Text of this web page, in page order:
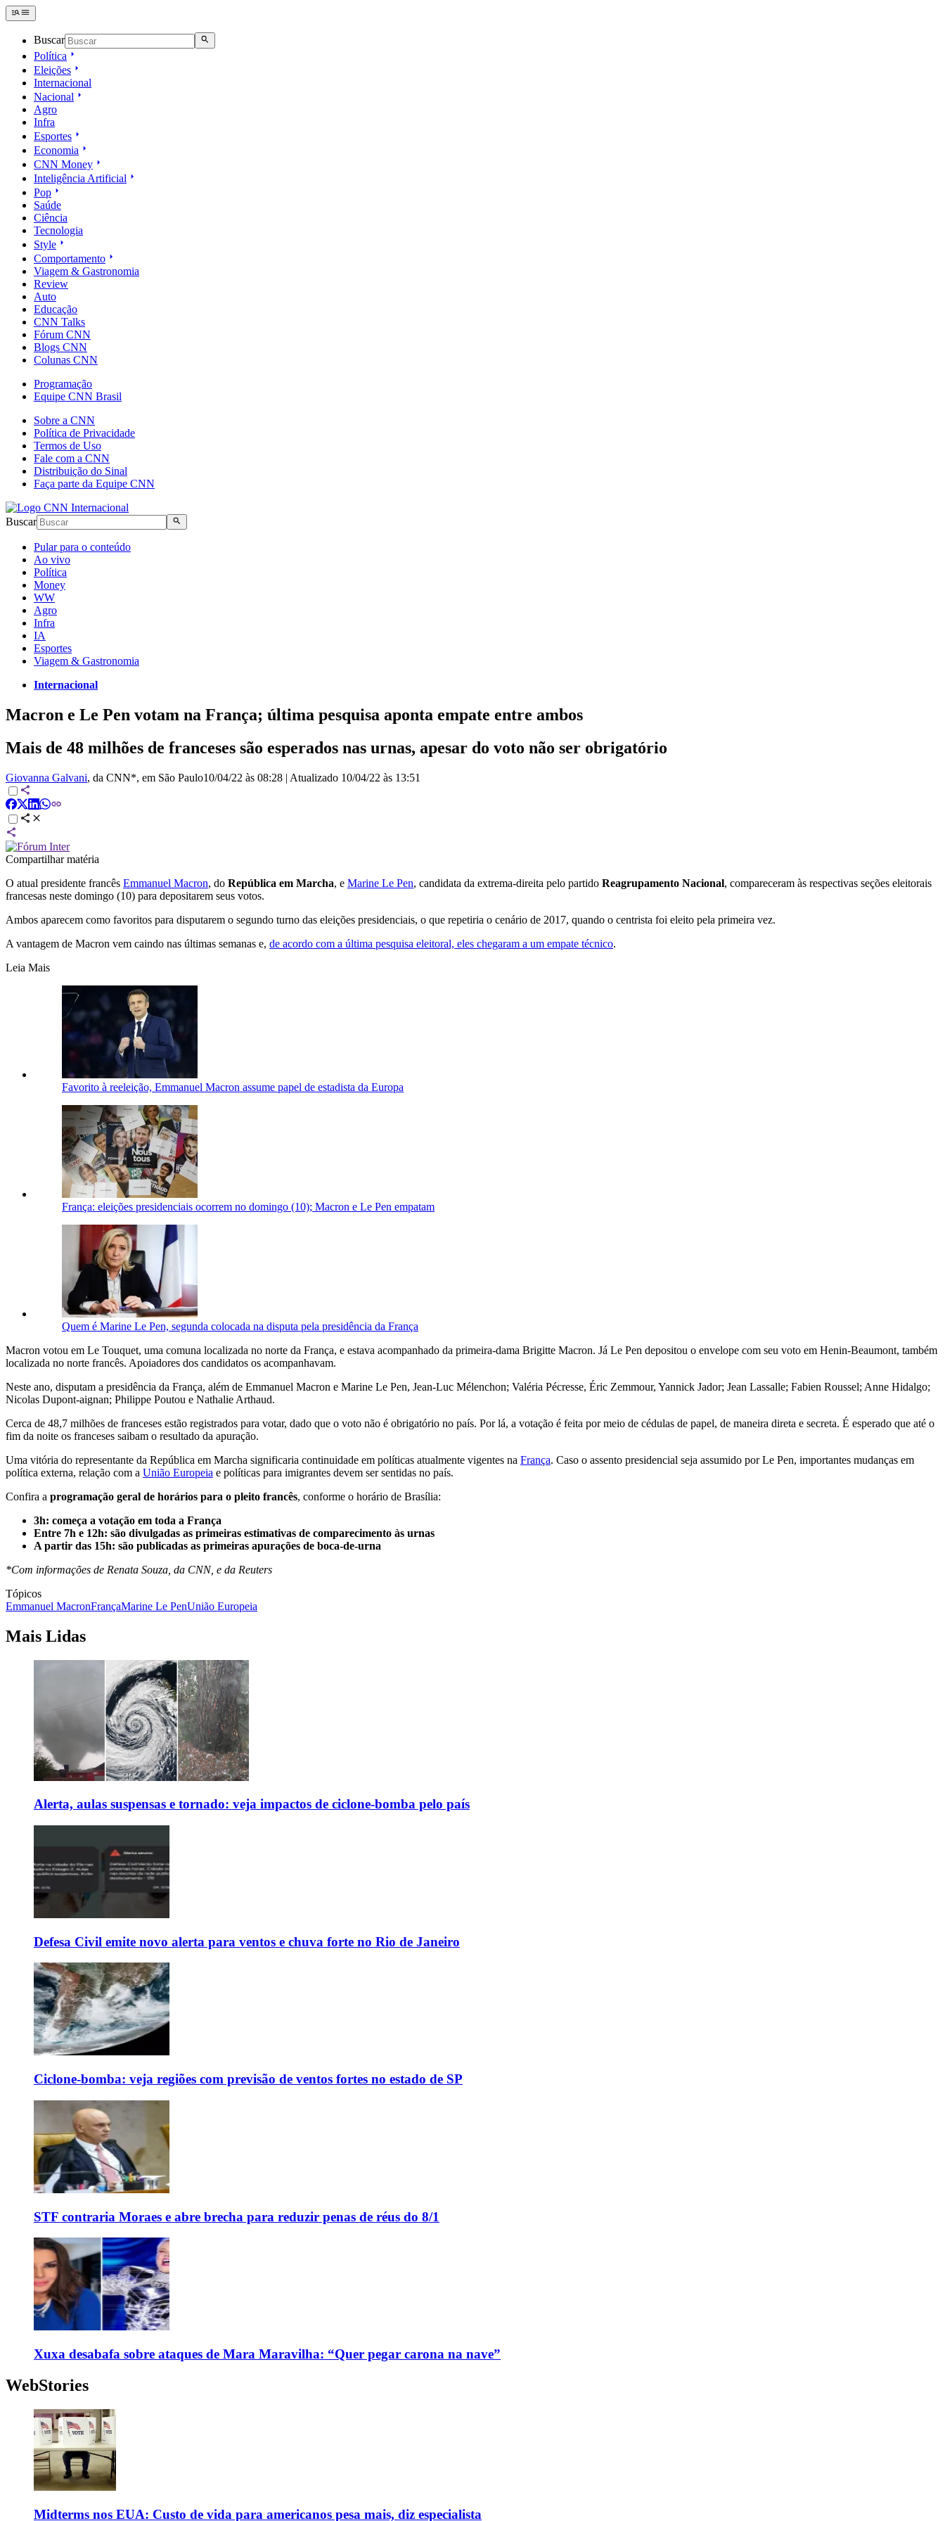
Buscar
Política
Eleições
Internacional
Nacional
Agro
Infra
Esportes
Economia
CNN Money
Inteligência Artificial
Pop
Saúde
Ciência
Tecnologia
Style
Comportamento
Viagem & Gastronomia
Review
Auto
Educação
CNN Talks
Fórum CNN
Blogs CNN
Colunas CNN
Programação
Equipe CNN Brasil
Sobre a CNN
Política de Privacidade
Termos de Uso
Fale com a CNN
Distribuição do Sinal
Faça parte da Equipe CNN
Buscar
Pular para o conteúdo
Ao vivo
Política
Money
WW
Agro
Infra
IA
Esportes
Viagem & Gastronomia
Internacional
Macron e Le Pen votam na França; última pesquisa aponta empate entre ambos
Mais de 48 milhões de franceses são esperados nas urnas, apesar do voto não ser obrigatório
Giovanna Galvani, da CNN*, em São Paulo10/04/22 às 08:28 | Atualizado 10/04/22 às 13:51
Compartilhar matéria
O atual presidente francês Emmanuel Macron, do República em Marcha, e Marine Le Pen, candidata da extrema-direita pelo partido Reagrupamento Nacional, compareceram às respectivas seções eleitorais
francesas neste domingo (10) para depositarem seus votos.
Ambos aparecem como favoritos para disputarem o segundo turno das eleições presidenciais, o que repetiria o cenário de 2017, quando o centrista foi eleito pela primeira vez.
A vantagem de Macron vem caindo nas últimas semanas e, de acordo com a última pesquisa eleitoral, eles chegaram a um empate técnico.
Leia Mais
Favorito à reeleição, Emmanuel Macron assume papel de estadista da Europa
França: eleições presidenciais ocorrem no domingo (10); Macron e Le Pen empatam
Quem é Marine Le Pen, segunda colocada na disputa pela presidência da França
Macron votou em Le Touquet, uma comuna localizada no norte da França, e estava acompanhado da primeira-dama Brigitte Macron. Já Le Pen depositou o envelope com seu voto em Henin-Beaumont, também
localizada no norte francês. Apoiadores dos candidatos os acompanhavam.
Neste ano, disputam a presidência da França, além de Emmanuel Macron e Marine Le Pen, Jean-Luc Mélenchon; Valéria Pécresse, Éric Zemmour, Yannick Jador; Jean Lassalle; Fabien Roussel; Anne Hidalgo;
Nicolas Dupont-aignan; Philippe Poutou e Nathalie Arthaud.
Cerca de 48,7 milhões de franceses estão registrados para votar, dado que o voto não é obrigatório no país. Por lá, a votação é feita por meio de cédulas de papel, de maneira direta e secreta. É esperado que até o
fim da noite os franceses saibam o resultado da apuração.
Uma vitória do representante da República em Marcha significaria continuidade em políticas atualmente vigentes na França. Caso o assento presidencial seja assumido por Le Pen, importantes mudanças em
política externa, relação com a União Europeia e políticas para imigrantes devem ser sentidas no país.
Confira a programação geral de horários para o pleito francês, conforme o horário de Brasília:
3h: começa a votação em toda a França
Entre 7h e 12h: são divulgadas as primeiras estimativas de comparecimento às urnas
A partir das 15h: são publicadas as primeiras apurações de boca-de-urna
*Com informações de Renata Souza, da CNN, e da Reuters
Tópicos
Emmanuel MacronFrançaMarine Le PenUnião Europeia
Mais Lidas
Alerta, aulas suspensas e tornado: veja impactos de ciclone-bomba pelo país
Defesa Civil emite novo alerta para ventos e chuva forte no Rio de Janeiro
Ciclone-bomba: veja regiões com previsão de ventos fortes no estado de SP
STF contraria Moraes e abre brecha para reduzir penas de réus do 8/1
Xuxa desabafa sobre ataques de Mara Maravilha: “Quer pegar carona na nave”
WebStories
Midterms nos EUA: Custo de vida para americanos pesa mais, diz especialista